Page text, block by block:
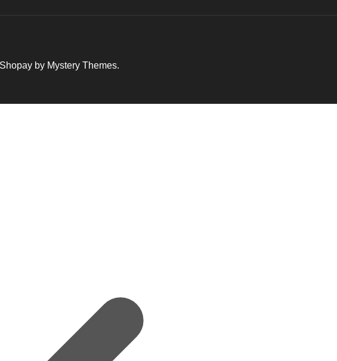
by Mystery Themes.